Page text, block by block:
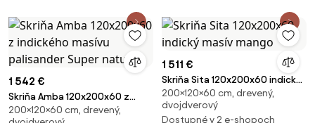
1 542 €
Skriňa Amba 120x200x60 z
indického masívu palisander
200×120×60 cm, drevený,
1 511 €
Skriňa Sita 120x200x60 indický
masív mango
200×120×60 cm, drevený,
dvojdverový
Dostupné v 2 e-shopoch